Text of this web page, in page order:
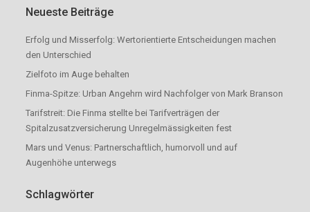
Neueste Beiträge
Erfolg und Misserfolg: Wertorientierte Entscheidungen machen
den Unterschied
Zielfoto im Auge behalten
Finma-Spitze: Urban Angehrn wird Nachfolger von Mark Branson
Tarifstreit: Die Finma stellte bei Tarifverträgen der
Spitalzusatzversicherung Unregelmässigkeiten fest
Mars und Venus: Partnerschaftlich, humorvoll und auf
Augenhöhe unterwegs
Schlagwörter